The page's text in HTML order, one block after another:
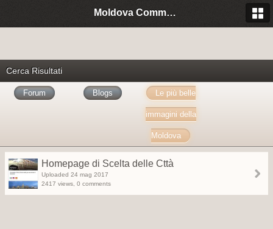
Moldova Community Italia
Cerca Risultati
Forum Blogs Le più belle
immagini della
Moldova
Homepage di Scelta delle Cttà
Uploaded 24 mag 2017
2417 views, 0 comments